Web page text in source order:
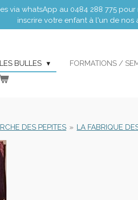
via whatsApp au 0484 288 775
inscrire votre enfant à l'un de
LES BULLES FORMATIONS /
DES PEPITES » LA FABRIQUE